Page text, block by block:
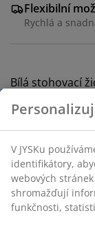
Flexibilní
Rychlá a
Bílá stohovací
oceli. Odolné
zdůraznění
olejování si
vlhkostí. Ocel je
opotřebením.
kompaktní
V JYSKu
identifikátory,
webových
shromažďují
funkčnosti,